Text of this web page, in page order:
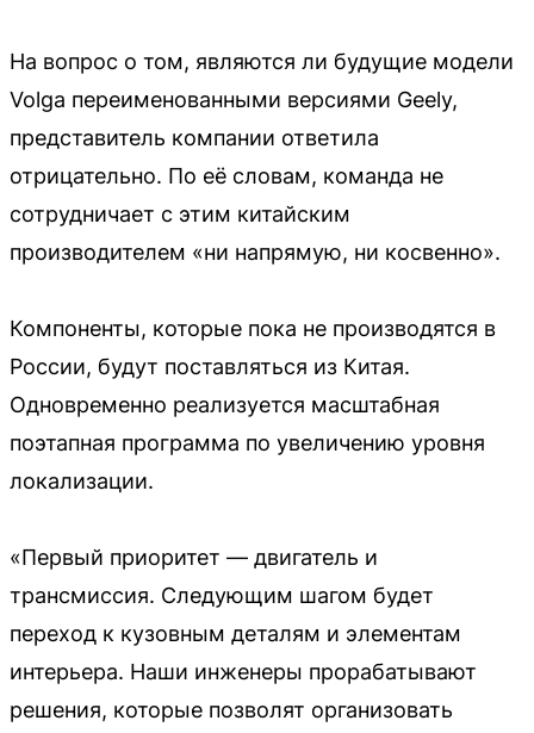
На вопрос о том, являются ли будущие модели
Volga переименованными версиями Geely,
представитель компании ответила
отрицательно. По её словам, команда не
сотрудничает с этим китайским
производителем «ни напрямую, ни косвенно».
Компоненты, которые пока не производятся в
России, будут поставляться из Китая.
Одновременно реализуется масштабная
поэтапная программа по увеличению уровня
локализации.
«Первый приоритет — двигатель и
трансмиссия. Следующим шагом будет
переход к кузовным деталям и элементам
интерьера. Наши инженеры прорабатывают
решения, которые позволят организовать